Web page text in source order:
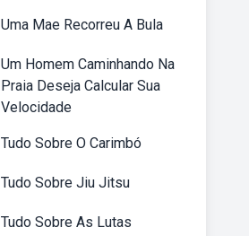
Uma Mae Recorreu A Bula
Um Homem Caminhando Na
Praia Deseja Calcular Sua
Velocidade
Tudo Sobre O Carimbó
Tudo Sobre Jiu Jitsu
Tudo Sobre As Lutas